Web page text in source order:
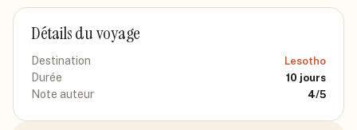
Détails du voyage
Destination Lesotho
Durée 10 jours
Note auteur 4/5